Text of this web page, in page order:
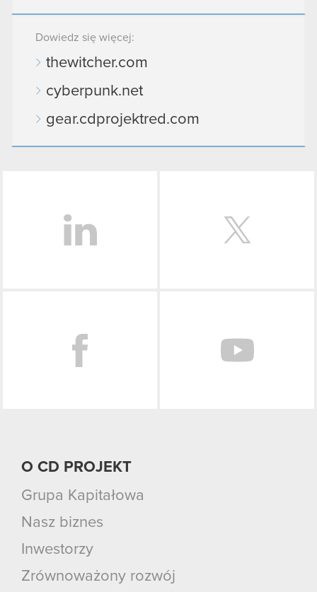
Dowiedz się więcej:
thewitcher.com
cyberpunk.net
gear.cdprojektred.com
O CD PROJEKT
Grupa Kapitałowa
Nasz biznes
Inwestorzy
Zrównoważony rozwój